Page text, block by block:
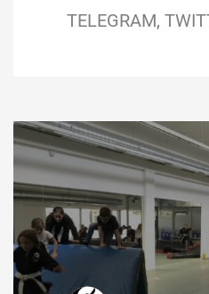
TELEGRAM